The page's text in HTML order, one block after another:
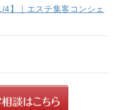
】｜エステ集客コンシェ